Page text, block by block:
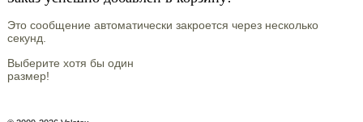
Это сообщение автоматически закроется через несколько
секунд.
Выберите хотя бы один
размер!